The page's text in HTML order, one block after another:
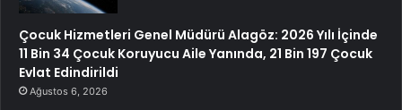
Çocuk Hizmetleri Genel Müdürü Alagöz: 2026 Yılı İçinde
11 Bin 34 Çocuk Koruyucu Aile Yanında, 21 Bin 197 Çocuk
Evlat Edindirildi
Ağustos 6, 2026